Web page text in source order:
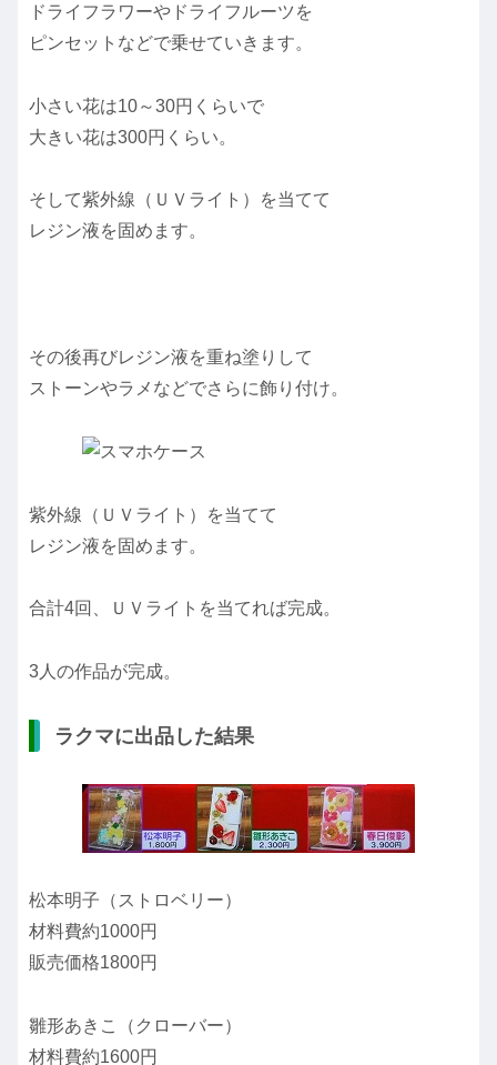
ドライフラワーやドライフルーツを
ピンセットなどで乗せていきます。
小さい花は10～30円くらいで
大きい花は300円くらい。
そして紫外線（ＵＶライト）を当てて
レジン液を固めます。
その後再びレジン液を重ね塗りして
ストーンやラメなどでさらに飾り付け。
紫外線（ＵＶライト）を当てて
レジン液を固めます。
合計4回、ＵＶライトを当てれば完成。
3人の作品が完成。
ラクマに出品した結果
松本明子（ストロベリー）
材料費約1000円
販売価格1800円
雛形あきこ（クローバー）
材料費約1600円